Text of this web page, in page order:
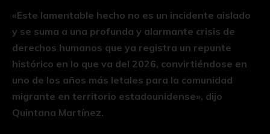
«Este lamentable hecho no es un incidente aislado
y se suma a una profunda y alarmante crisis de
derechos humanos que ya registra un repunte
histórico en lo que va del 2026, convirtiéndose en
uno de los años más letales para la comunidad
migrante en territorio estadounidense», dijo
Quintana Martínez.